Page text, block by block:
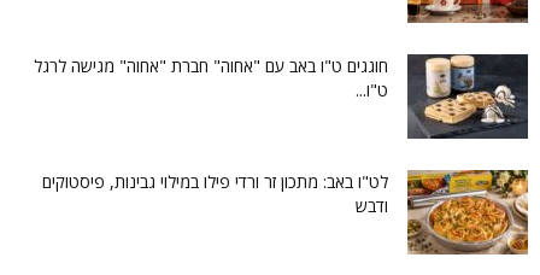
חוגגים ט"ו באב עם "אחוה" חברת "אחוה" מגישה לרגל
ט"ו...
לט"ו באב: מתכון זר ורדי פילו במילוי גבינות, פיסטוקים
ודבש